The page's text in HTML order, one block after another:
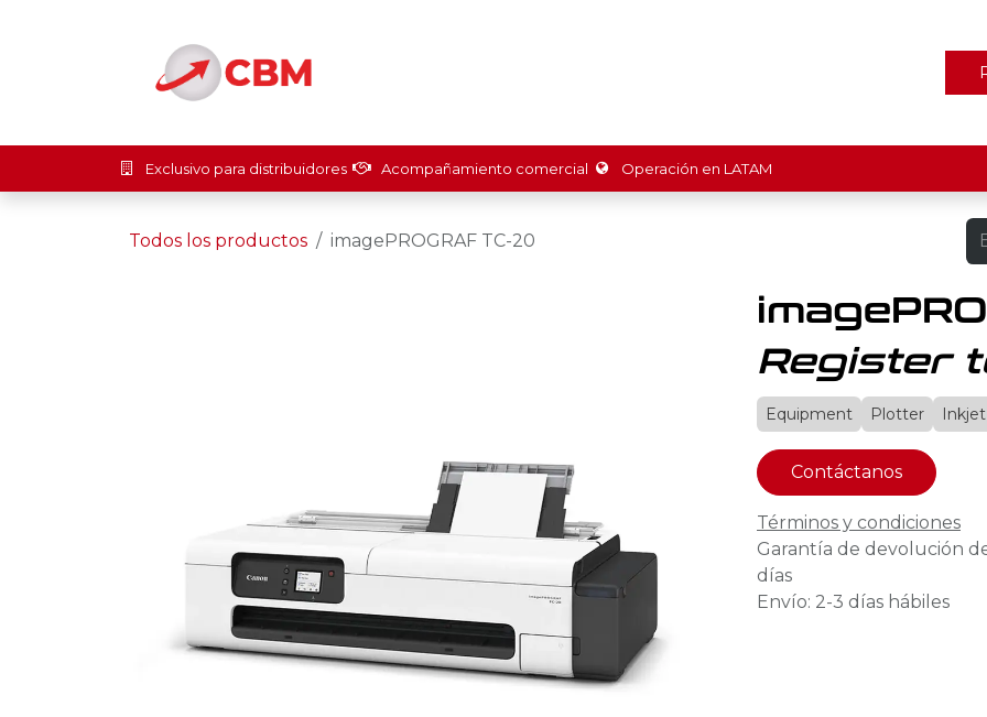
Exclusivo para distribuidores Acompañamiento comercial Operación en LATAM
Todos los productos imagePROGRAF TC-20
Register
Equipment Plotter Inkjet
Contáctanos
Términos y condiciones
Garantía de devolución
días
Envío: 2-3 días hábiles